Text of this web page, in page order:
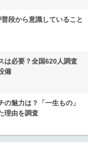
段から意識していること
は必要？全国620人調査
備
魅力は？「一生もの」
理由を調査